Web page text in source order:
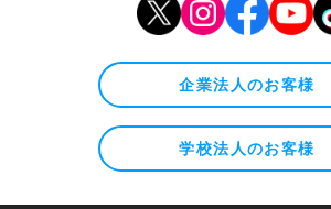
企業法人のお客様
学校法人のお客様